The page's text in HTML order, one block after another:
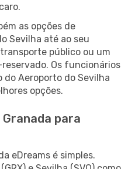
as opções de
Sevilha até ao seu
público ou um
Os funcionários
Aeroporto do Sevilha
opções.
para
eDreams é simples.